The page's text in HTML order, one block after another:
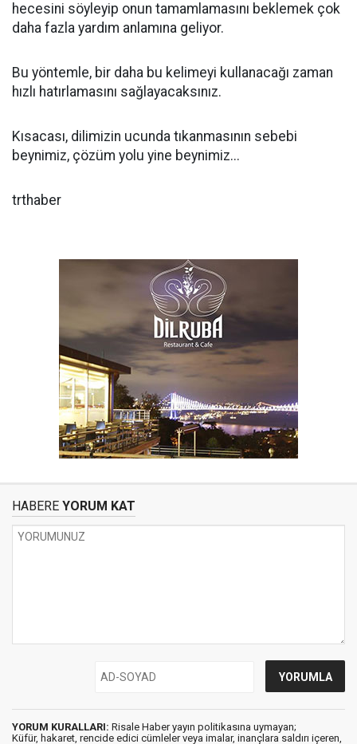
hecesini söyleyip onun tamamlamasını beklemek çok
daha fazla yardım anlamına geliyor.
Bu yöntemle, bir daha bu kelimeyi kullanacağı zaman
hızlı hatırlamasını sağlayacaksınız.
Kısacası, dilimizin ucunda tıkanmasının sebebi
beynimiz, çözüm yolu yine beynimiz...
trthaber
HABERE YORUM KAT
YORUM KURALLARI: Risale Haber yayın politikasına uymayan;
Küfür, hakaret, rencide edici cümleler veya imalar, inançlara saldırı içeren,